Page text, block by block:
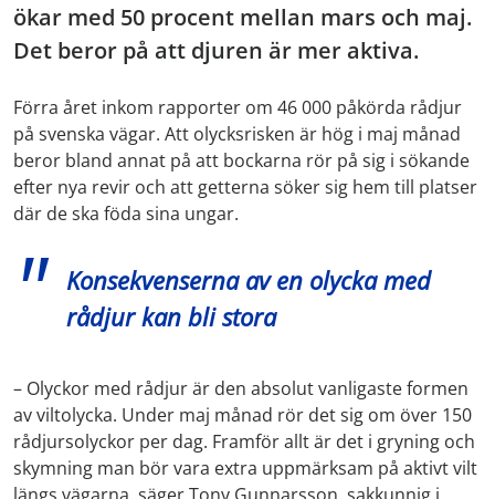
ökar med 50 procent mellan mars och maj.
Det beror på att djuren är mer aktiva.
Förra året inkom rapporter om 46 000 påkörda rådjur
på svenska vägar. Att olycksrisken är hög i maj månad
beror bland annat på att bockarna rör på sig i sökande
efter nya revir och att getterna söker sig hem till platser
där de ska föda sina ungar.
Konsekvenserna av en olycka med
rådjur kan bli stora
– Olyckor med rådjur är den absolut vanligaste formen
av viltolycka. Under maj månad rör det sig om över 150
rådjursolyckor per dag. Framför allt är det i gryning och
skymning man bör vara extra uppmärksam på aktivt vilt